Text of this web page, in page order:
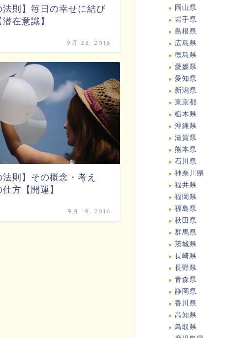
法則】毎日の幸せに結び
在意識】
9月 23, 2016
法則】その概念・考え
方【開運】
9月 19, 2016
岡山県
岩手県
島根県
広島県
徳島県
愛媛県
愛知県
新潟県
東京都
栃木県
沖縄県
滋賀県
熊本県
石川県
神奈川県
福井県
福岡県
福島県
秋田県
群馬県
茨城県
長崎県
長野県
青森県
静岡県
香川県
高知県
鳥取県